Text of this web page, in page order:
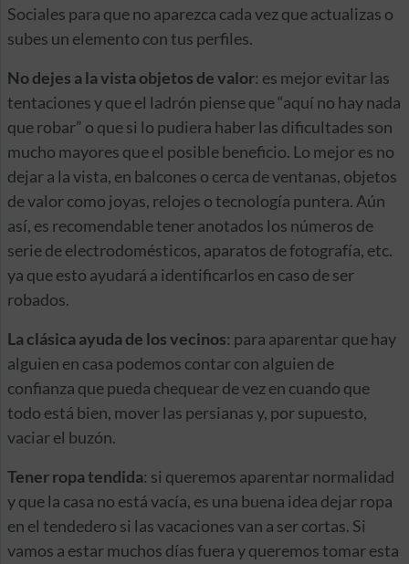
Sociales para que no aparezca cada vez que actualizas o
subes un elemento con tus perfiles.
No dejes a la vista objetos de valor: es mejor evitar las
tentaciones y que el ladrón piense que “aquí no hay nada
que robar” o que si lo pudiera haber las dificultades son
mucho mayores que el posible beneficio. Lo mejor es no
dejar a la vista, en balcones o cerca de ventanas, objetos
de valor como joyas, relojes o tecnología puntera. Aún
así, es recomendable tener anotados los números de
serie de electrodomésticos, aparatos de fotografía, etc.
ya que esto ayudará a identificarlos en caso de ser
robados.
La clásica ayuda de los vecinos: para aparentar que hay
alguien en casa podemos contar con alguien de
confianza que pueda chequear de vez en cuando que
todo está bien, mover las persianas y, por supuesto,
vaciar el buzón.
Tener ropa tendida: si queremos aparentar normalidad
y que la casa no está vacía, es una buena idea dejar ropa
en el tendedero si las vacaciones van a ser cortas. Si
vamos a estar muchos días fuera y queremos tomar esta